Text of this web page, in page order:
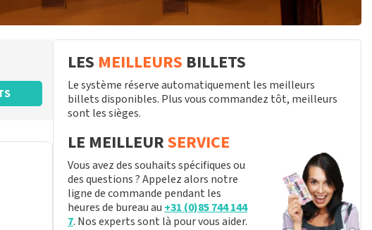
LES MEILLEURS BILLETS
Le système réserve automatiquement les meilleurs
billets disponibles. Plus vous commandez tôt, meilleurs
sont les sièges.
LE MEILLEURSERVICE
Vous avez des souhaits spécifiques ou
des questions ? Appelez alors notre
ligne de commande pendant les
heures de bureau au +31 (0)85 744 144
7. Nos experts sont là pour vous aider.